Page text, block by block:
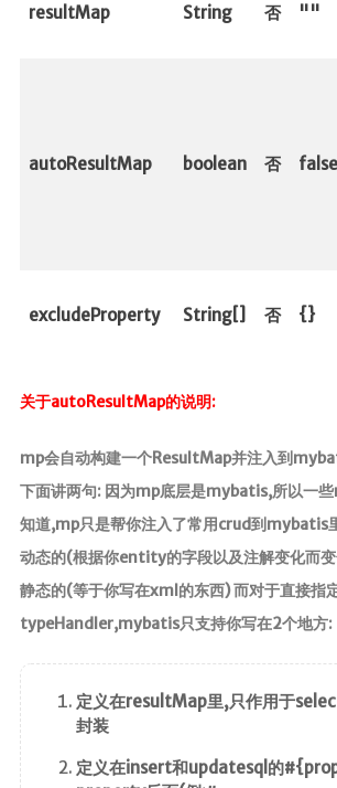
resultMap String 否 ""
autoResultMap boolean 否 false
excludeProperty String[] 否 {}
关于autoResultMap的说明:
mp会自动构建一个ResultMap并注入到
下面讲两句: 因为mp底层是mybatis,所以一
知道,mp只是帮你注入了常用crud到mybatis
动态的(根据你entity的字段以及注解变化而
静态的(等于你写在xml的东西) 而对于直接指
typeHandler,mybatis只支持你写在2个地方:
定义在resultMap里,只作用于
封装
定义在insert和updatesql的